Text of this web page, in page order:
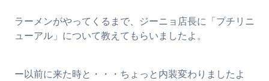
ラーメンがやってくるまで、ジーニョ店長に「プチリニ
ューアル」について教えてもらいましたよ。
ー以前に来た時と・・・ちょっと内装変わりましたよ